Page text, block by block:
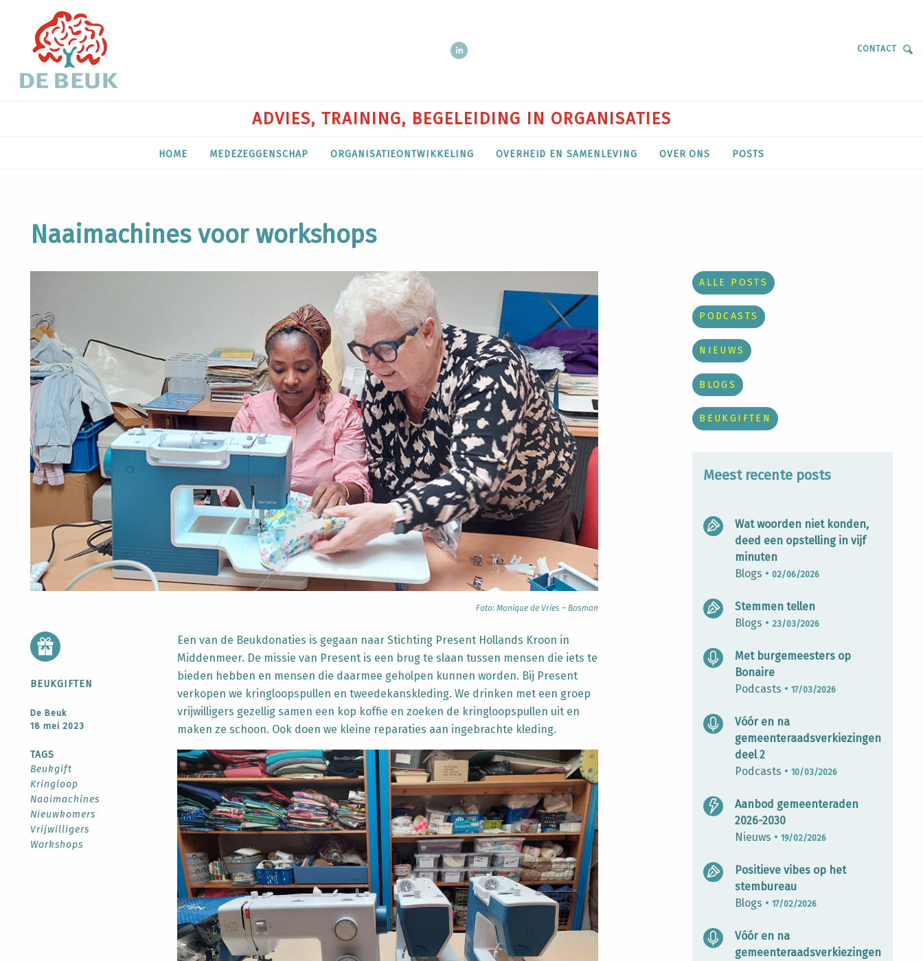
CONTACT
ADVIES, TRAINING, BEGELEIDING IN ORGANISATIES
HOME MEDEZEGGENSCHAP ORGANISATIEONTWIKKELING OVERHEID EN SAMENLEVING OVER ONS POSTS
Naaimachines voor workshops
Foto: Monique de Vries – Bosman
BEUKGIFTEN
De Beuk
18 mei 2023
TAGS
Beukgift
Kringloop
Naaimachines
Nieuwkomers
Vrijwilligers
Workshops
Een van de Beukdonaties is gegaan naar Stichting Present Hollands Kroon in
Middenmeer. De missie van Present is een brug te slaan tussen mensen die iets te
bieden hebben en mensen die daarmee geholpen kunnen worden. Bij Present
verkopen we kringloopspullen en tweedekanskleding. We drinken met een groep
vrijwilligers gezellig samen een kop koffie en zoeken de kringloopspullen uit en
maken ze schoon. Ook doen we kleine reparaties aan ingebrachte kleding.
ALLE POSTS
PODCASTS
NIEUWS
BLOGS
BEUKGIFTEN
Meest recente posts
Wat woorden niet konden,
deed een opstelling in vijf
minuten
Blogs •02/06/2026
Stemmen tellen
Blogs • 23/03/2026
Met burgemeesters op
Bonaire
Podcasts •17/03/2026
Vóór en na
gemeenteraadsverkiezingen
deel 2
Podcasts •10/03/2026
Aanbod gemeenteraden
2026-2030
Nieuws •19/02/2026
Positieve vibes op het
stembureau
Blogs •17/02/2026
Vóór en na
gemeenteraadsverkiezingen